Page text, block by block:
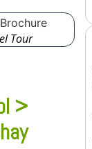
Tour
>